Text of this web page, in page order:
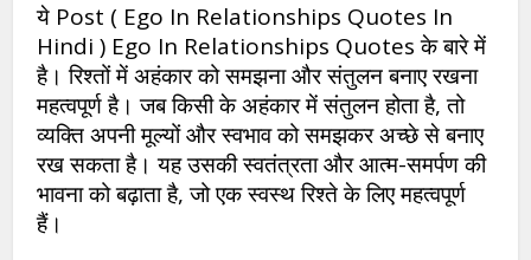
ये Post ( Ego In Relationships Quotes In
Hindi ) Ego In Relationships Quotes के बारे में
है। रिश्तों में अहंकार को समझना और संतुलन बनाए रखना
महत्वपूर्ण है। जब किसी के अहंकार में संतुलन होता है, तो
व्यक्ति अपनी मूल्यों और स्वभाव को समझकर अच्छे से बनाए
रख सकता है। यह उसकी स्वतंत्रता और आत्म-समर्पण की
भावना को बढ़ाता है, जो एक स्वस्थ रिश्ते के लिए महत्वपूर्ण
हैं।